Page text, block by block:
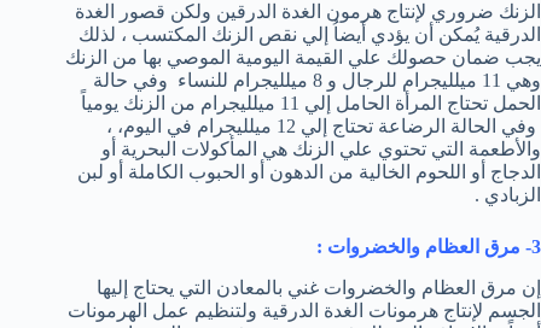
الزنك ضروري لإنتاج هرمون الغدة الدرقين ولكن قصور الغدة
الدرقية يُمكن أن يؤدي أيضاُ إلي نقص الزنك المكتسب ، لذلك
يجب ضمان حصولك علي القيمة اليومية الموصي بها من الزنك
وهي 11 ميلليجرام للرجال و 8 ميلليجرام للنساء وفي حالة
الحمل تحتاج المرأة الحامل إلي 11 ميلليجرام من الزنك يومياً
وفي الحالة الرضاعة تحتاج إلي 12 ميلليجرام في اليوم، ،
والأطعمة التي تحتوي علي الزنك هي المأكولات البحرية أو
الدجاج أو اللحوم الخالية من الدهون أو الحبوب الكاملة أو لبن
الزبادي .
3- مرق العظام والخضروات :
إن مرق العظام والخضروات غني بالمعادن التي يحتاج إليها
الجسم لإنتاج هرمونات الغدة الدرقية ولتنظيم عمل الهرمونات